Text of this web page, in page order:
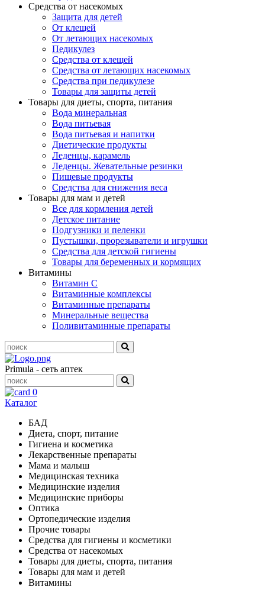
Средства от насекомых
Защита для детей
От клещей
От летающих насекомых
Педикулез
Средства от клещей
Средства от летающих насекомых
Средства при педикулезе
Товары для защиты детей
Товары для диеты, спорта, питания
Вода минеральная
Вода питьевая
Вода питьевая и напитки
Диетические продукты
Леденцы, карамель
Леденцы. Жевательные резинки
Пищевые продукты
Средства для снижения веса
Товары для мам и детей
Все для кормления детей
Детское питание
Подгузники и пеленки
Пустышки, прорезыватели и игрушки
Средства для детской гигиены
Товары для беременных и кормящих
Витамины
Витамин С
Витаминные комплексы
Витаминные препараты
Минеральные вещества
Поливитаминные препараты
Primula - сеть аптек
0
Каталог
БАД
Диета, спорт, питание
Гигиена и косметика
Лекарственные препараты
Мама и малыш
Медицинская техника
Медицинские изделия
Медицинские приборы
Оптика
Ортопедические изделия
Прочие товары
Средства для гигиены и косметики
Средства от насекомых
Товары для диеты, спорта, питания
Товары для мам и детей
Витамины